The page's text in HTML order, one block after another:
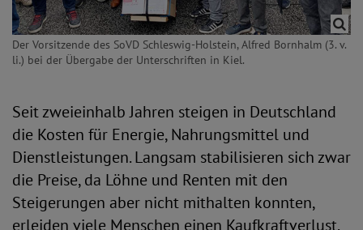
Der Vorsitzende des SoVD Schleswig-Holstein, Alfred Bornhalm (3. v.
li.) bei der Übergabe der Unterschriften in Kiel.
Seit zweieinhalb Jahren steigen in Deutschland
die Kosten für Energie, Nahrungsmittel und
Dienstleistungen. Langsam stabilisieren sich zwar
die Preise, da Löhne und Renten mit den
Steigerungen aber nicht mithalten konnten,
erleiden viele Menschen einen Kaufkraftverlust.